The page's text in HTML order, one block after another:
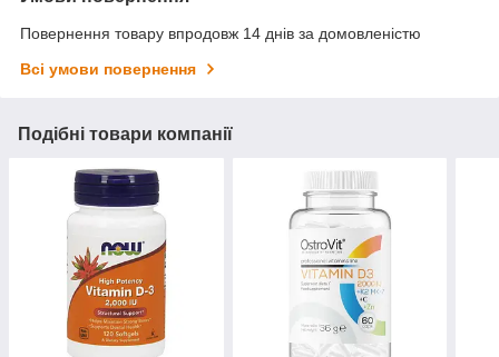
Повернення товару впродовж 14 днів за домовленістю
Всі умови повернення
Подібні товари компанії